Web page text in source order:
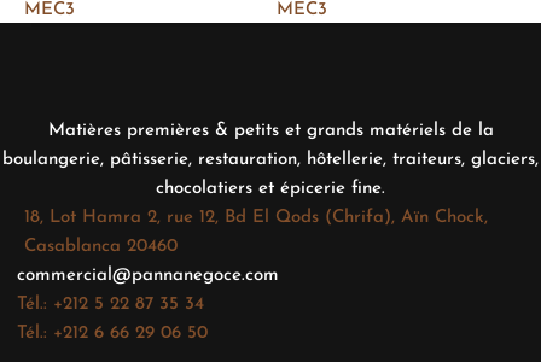
MEC3 MEC3
Matières premières & petits et grands matériels de la
boulangerie, pâtisserie, restauration, hôtellerie, traiteurs, glaciers,
chocolatiers et épicerie fine.
18, Lot Hamra 2, rue 12, Bd El Qods (Chrifa), Aïn Chock,
Casablanca 20460
commercial@pannanegoce.com
Tél.: +212 5 22 87 35 34
Tél.: +212 6 66 29 06 50